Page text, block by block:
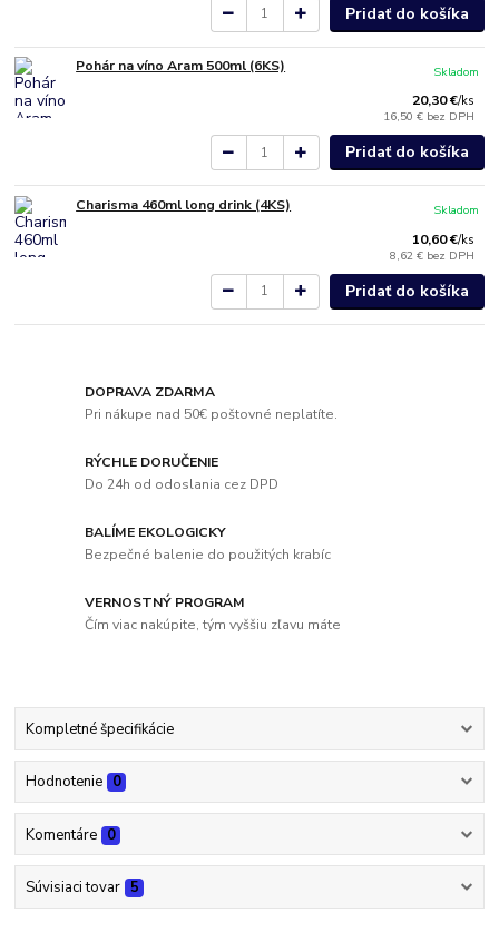
Pridať do košíka
Pohár na víno Aram 500ml (6KS)
20,30 €/ks
16,50 € bez DPH
Skladom
Pridať do košíka
Charisma 460ml long drink (4KS)
10,60 €/ks
8,62 € bez DPH
Skladom
Pridať do košíka
DOPRAVA ZDARMA
Pri nákupe nad 50€ poštovné neplatíte.
RÝCHLE DORUČENIE
Do 24h od odoslania cez DPD
BALÍME EKOLOGICKY
Bezpečné balenie do použitých krabíc
VERNOSTNÝ PROGRAM
Čím viac nakúpite, tým vyššiu zľavu máte
Kompletné špecifikácie
Hodnotenie 0
Komentáre 0
Súvisiaci tovar 5